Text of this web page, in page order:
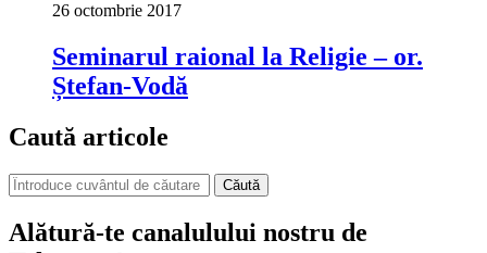
26 octombrie 2017
Seminarul raional la Religie – or.
Ștefan-Vodă
Caută articole
Căută
Alătură-te canalulului nostru de